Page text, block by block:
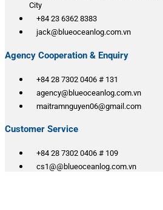
City
+84 23 6362 8383
jack@blueoceanlog.com.vn
Agency Cooperation & Enquiry
+84 28 7302 0406 # 131
agency@blueoceanlog.com.vn
maitramnguyen06@gmail.com
Customer Service
+84 28 7302 0406 # 109
cs1@@blueoceanlog.com.vn